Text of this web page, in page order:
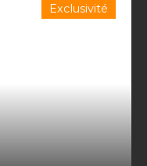
Exclusivité